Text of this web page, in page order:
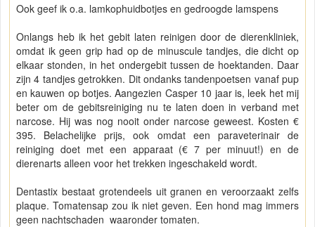
Ook geef ik o.a. lamkophuidbotjes en gedroogde lamspens
Onlangs heb ik het gebit laten reinigen door de dierenkliniek,
omdat ik geen grip had op de minuscule tandjes, die dicht op
elkaar stonden, in het ondergebit tussen de hoektanden. Daar
zijn 4 tandjes getrokken. Dit ondanks tandenpoetsen vanaf pup
en kauwen op botjes. Aangezien Casper 10 jaar is, leek het mij
beter om de gebitsreiniging nu te laten doen in verband met
narcose. Hij was nog nooit onder narcose geweest. Kosten €
395. Belachelijke prijs, ook omdat een paraveterinair de
reiniging doet met een apparaat (€ 7 per minuut!) en de
dierenarts alleen voor het trekken ingeschakeld wordt.
Dentastix bestaat grotendeels uit granen en veroorzaakt zelfs
plaque. Tomatensap zou ik niet geven. Een hond mag immers
geen nachtschaden waaronder tomaten.